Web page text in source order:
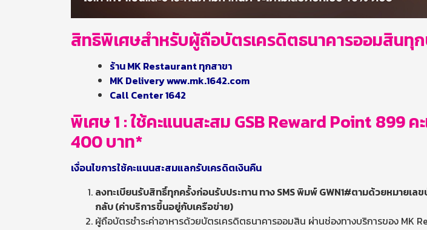
สิทธิพิเศษสำหรับผู้ถือบัตรเครดิตธนาคารออมสินทุก
ร้าน MK Restaurant ทุกสาขา
MK Delivery www.mk.1642.com
Call Center 1642
พิเศษ 1 :ใช้คะแนนสะสม GSB Reward Point 899
400 บาท*
เงื่อนไขการใช้คะแนนสะสมแลกรับเครดิตเงินคืน
ลงทะเบียนรับสิทธิ์ทุกครั้งก่อนรับประทาน ทาง SMS พิมพ์ GWN1#ตามด้วยหมาย
กลับ (ค่าบริการขึ้นอยู่กับเครือข่าย)
ผู้ถือบัตรชำระค่าอาหารด้วยบัตรเครดิตธนาคารออมสิน ผ่านช่องทางบริการของ MK